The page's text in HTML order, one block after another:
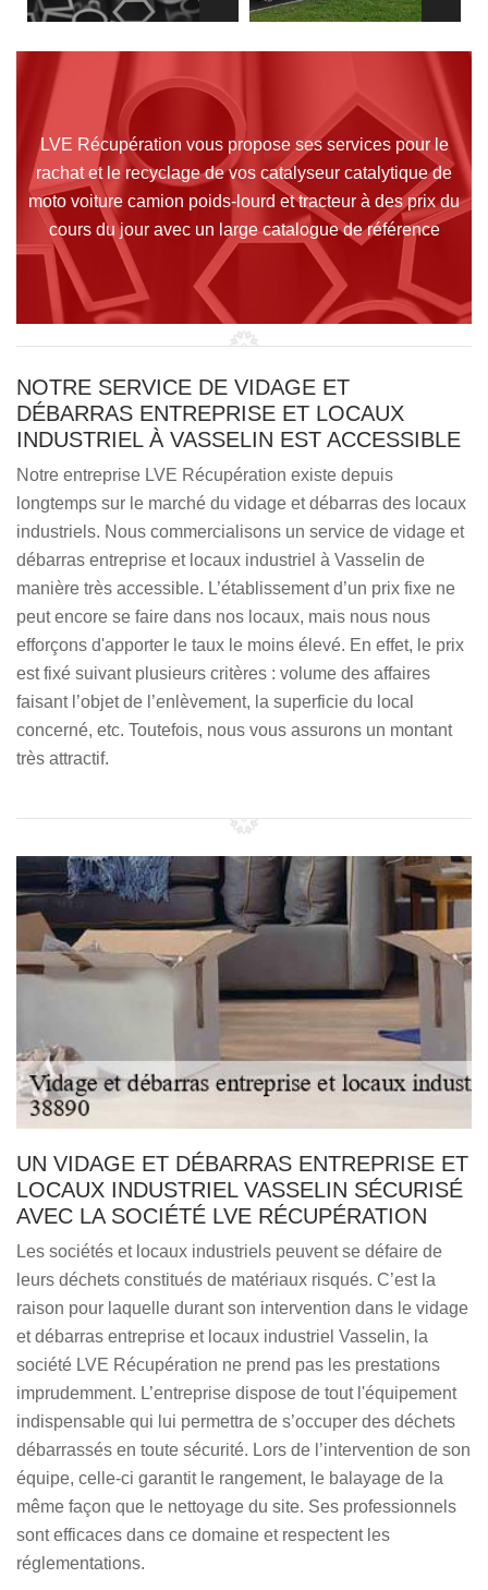
LVE Récupération vous propose ses services pour le
rachat et le recyclage de vos catalyseur catalytique de
moto voiture camion poids-lourd et tracteur à des prix du
cours du jour avec un large catalogue de référence
NOTRE SERVICE DE VIDAGE ET
DÉBARRAS ENTREPRISE ET LOCAUX
INDUSTRIEL À VASSELIN EST ACCESSIBLE
Notre entreprise LVE Récupération existe depuis
longtemps sur le marché du vidage et débarras des locaux
industriels. Nous commercialisons un service de vidage et
débarras entreprise et locaux industriel à Vasselin de
manière très accessible. L’établissement d’un prix fixe ne
peut encore se faire dans nos locaux, mais nous nous
efforçons d'apporter le taux le moins élevé. En effet, le prix
est fixé suivant plusieurs critères : volume des affaires
faisant l’objet de l’enlèvement, la superficie du local
concerné, etc. Toutefois, nous vous assurons un montant
très attractif.
UN VIDAGE ET DÉBARRAS ENTREPRISE ET
LOCAUX INDUSTRIEL VASSELIN SÉCURISÉ
AVEC LA SOCIÉTÉ LVE RÉCUPÉRATION
Les sociétés et locaux industriels peuvent se défaire de
leurs déchets constitués de matériaux risqués. C’est la
raison pour laquelle durant son intervention dans le vidage
et débarras entreprise et locaux industriel Vasselin, la
société LVE Récupération ne prend pas les prestations
imprudemment. L’entreprise dispose de tout l'équipement
indispensable qui lui permettra de s’occuper des déchets
débarrassés en toute sécurité. Lors de l’intervention de son
équipe, celle-ci garantit le rangement, le balayage de la
même façon que le nettoyage du site. Ses professionnels
sont efficaces dans ce domaine et respectent les
réglementations.